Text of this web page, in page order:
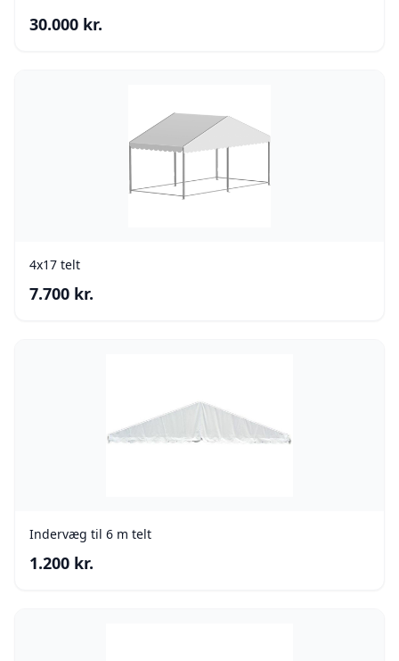
30.000 kr.
4x17 telt
7.700 kr.
Indervæg til 6 m telt
1.200 kr.